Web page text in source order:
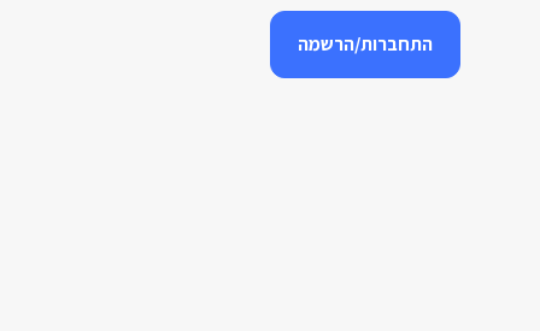
התחברות/הרשמה